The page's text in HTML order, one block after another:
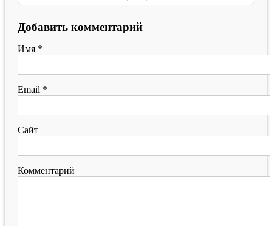
Добавить комментарий
Имя *
Email *
Сайт
Комментарий